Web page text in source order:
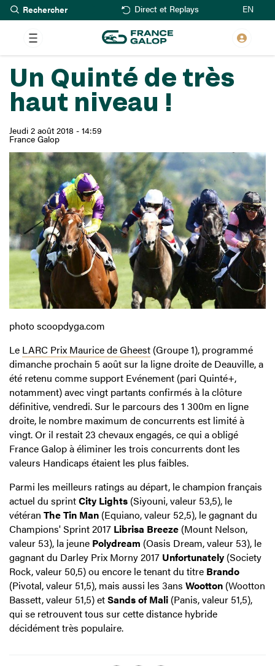
Aller
au
contenu
principal
Rechercher Direct et Replays EN
Un Quinté de très
haut niveau !
Jeudi 2 août 2018 - 14:59
France Galop
photo scoopdyga.com
Le LARC Prix Maurice de Gheest (Groupe 1), programmé
dimanche prochain 5 août sur la ligne droite de Deauville, a
été retenu comme support Evénement (pari Quinté+,
notamment) avec vingt partants confirmés à la clôture
définitive, vendredi. Sur le parcours des 1 300m en ligne
droite, le nombre maximum de concurrents est limité à
vingt. Or il restait 23 chevaux engagés, ce qui a obligé
France Galop à éliminer les trois concurrents dont les
valeurs Handicaps étaient les plus faibles.
Parmi les meilleurs ratings au départ, le champion français
actuel du sprintCity Lights (Siyouni, valeur 53,5), le
vétéran The Tin Man (Equiano, valeur 52,5), le gagnant du
Champions' Sprint 2017 Librisa Breeze (Mount Nelson,
valeur 53), la jeune Polydream (Oasis Dream, valeur 53), le
gagnant du Darley Prix Morny 2017 Unfortunately (Society
Rock, valeur 50,5) ou encore le tenant du titre Brando
(Pivotal, valeur 51,5), mais aussi les 3ans Wootton (Wootton
Bassett, valeur 51,5) etSands of Mali (Panis, valeur 51,5),
qui se retrouvent tous sur cette distance hybride
décidément très populaire.